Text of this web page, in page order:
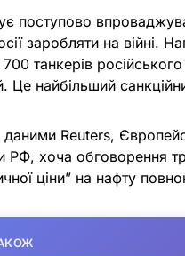
поступово
заробляти на війні.
танкерів
Це найбільший
Reuters,
РФ, хоча обговорення
ціни” на нафту